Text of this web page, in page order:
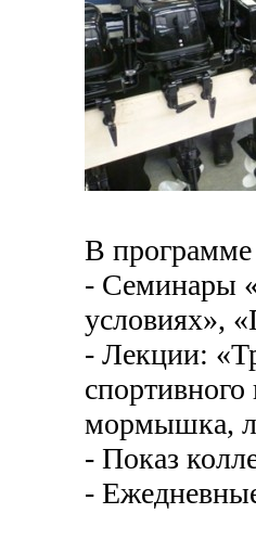
В
- Семинары
условиях»,
- Лекции:
мормышка,
- Показ
-